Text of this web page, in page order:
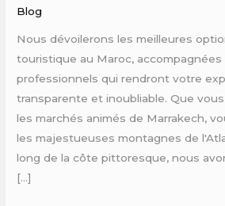
Blog
Nous dévoilerons les meilleures
touristique au Maroc,
professionnels qui rendront votre
transparente et inoubliable. Que
les marchés animés de Marrakech,
les majestueuses montagnes de
long de la côte pittoresque, nous
[…]